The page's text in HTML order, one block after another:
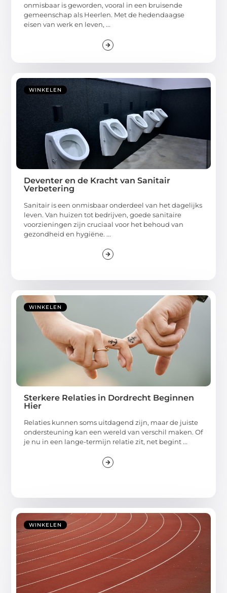
onmisbaar is geworden, vooral in een bruisende
gemeenschap als Heerlen. Met de hedendaagse
eisen van werk en leven, ...
WINKELEN
Deventer en de Kracht van Sanitair
Verbetering
Sanitair is een onmisbaar onderdeel van het dagelijks
leven. Van huizen tot bedrijven, goede sanitaire
voorzieningen zijn cruciaal voor het behoud van
gezondheid en hygiëne. ...
WINKELEN
Sterkere Relaties in Dordrecht Beginnen
Hier
Relaties kunnen soms uitdagend zijn, maar de juiste
ondersteuning kan een wereld van verschil maken. Of
je nu in een lange-termijn relatie zit, net begint ...
WINKELEN